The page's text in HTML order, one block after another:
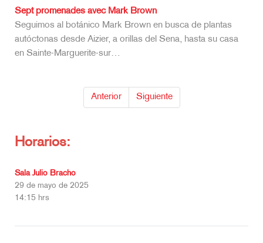
Horarios:
Sala Julio Bracho
29 de mayo de 2025
14:15 hrs